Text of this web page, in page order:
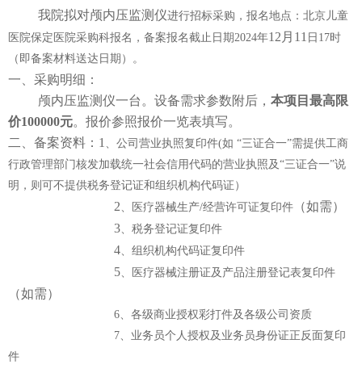
就医指南 出诊信息 保定专家 北京专家 远程门诊 地址位置
党建园地 党建文化园地
信息公开 招标采购
科研教育 科教动态 规培园地
药物临床试验机构 药物临床试验机构 药物临床试验伦理委员会
图书馆
我院拟对颅内压监测仪进行招标采购，报名地点：北京儿童
医院保定医院采购科报名，备案报名截止日期2024年12月11 日 17时
（即备案材料送达日期）。
一、采购明细：
颅内压监测仪一台。设备需求参数附后，本项目最高限
价100000元。报价参照报价一览表填写。
二、备案资料：1 、公司营业执照复印件(如 “三证合一”需提供工商
行政管理部门核发加载统一社会信用代码的营业执照及“三证合一”说
明，则可不提供税务登记证和组织机构代码证）
2、医疗器械生产/经营许可证复印件（如需）
3、税务登记证复印件
4、组织机构代码证复印件
5、医疗器械注册证及产品注册登记表复印件
（如需）
6、各级商业授权彩打件及各级公司资质
7、业务员个人授权及业务员身份证正反面复印
件